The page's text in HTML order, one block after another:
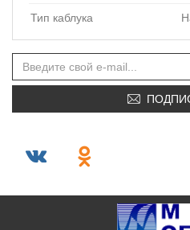
Тип каблука